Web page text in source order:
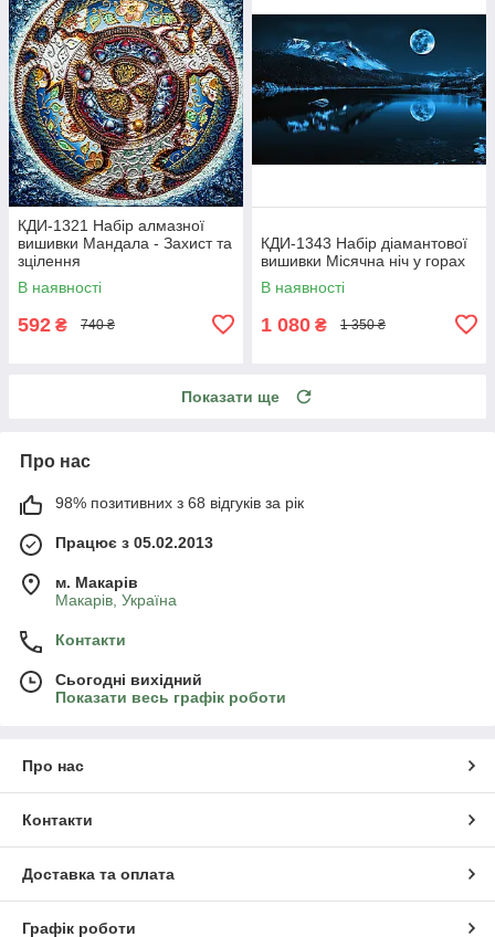
КДИ-1321 Набір алмазної
вишивки Мандала - Захист та
зцілення
В наявності
592 ₴ 740 ₴
КДИ-1343 Набір діамантової
вишивки Місячна ніч у горах
В наявності
1 080 ₴ 1 350 ₴
Показати ще
Про нас
98% позитивних з 68 відгуків за рік
Працює з 05.02.2013
м. Mакарів
Mакарів, Україна
Контакти
Сьогодні вихідний
Показати весь графік роботи
Про нас
Контакти
Доставка та оплата
Графік роботи